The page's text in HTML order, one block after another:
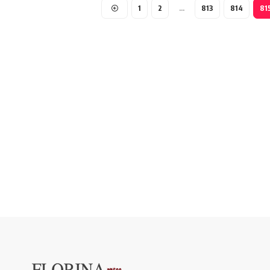
1 2 … 813 814